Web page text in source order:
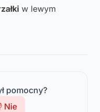
w lewym
pomocny?
Nie